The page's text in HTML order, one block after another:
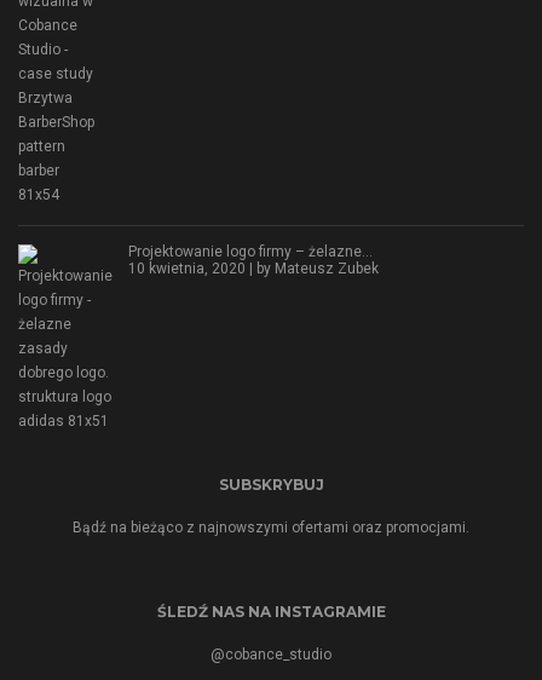
Projektowanie logo firmy – żelazne…
10 kwietnia, 2020 | by Mateusz Zubek
SUBSKRYBUJ
Bądź na bieżąco z najnowszymi ofertami oraz promocjami.
ŚLEDŹ NAS NA INSTAGRAMIE
@cobance_studio